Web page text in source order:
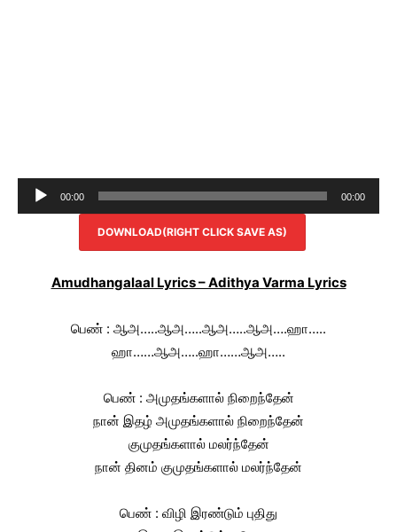
Audio
Player
00:00 00:00
DOWNLOAD(RIGHT CLICK SAVE AS)
Amudhangalaal Lyrics – Adithya Varma Lyrics
பெண் : ஆஅ…..ஆஅ…..ஆஅ…..ஆஅ….ஹா…..
ஹா……ஆஅ…..ஹா……ஆஅ…..
பெண் : அமுதங்களால் நிறைந்தேன்
நான் இதழ் அமுதங்களால் நிறைந்தேன்
குமுதங்களால் மலர்ந்தேன்
நான் தினம் குமுதங்களால் மலர்ந்தேன்
பெண் : விழி இரண்டும் புதிது